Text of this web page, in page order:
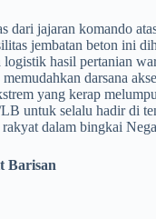
dari jajaran komando
jembatan beton ini
hasil pertanian
darsana
yang kerap
untuk selalu hadir di
dalam bingkai
Barisan